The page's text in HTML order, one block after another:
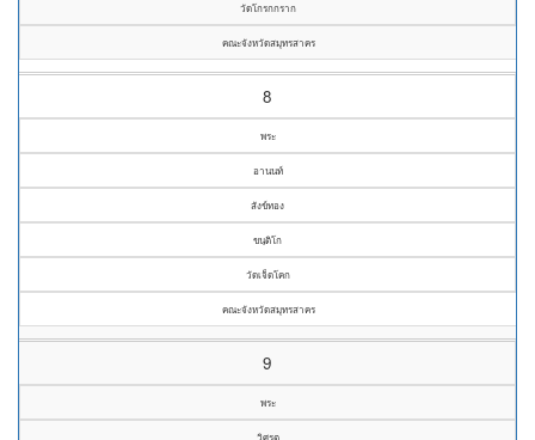
วัดโกรกกราก
คณะจังหวัดสมุทรสาคร
8
พระ
อานนท์
สังข์ทอง
ขนฺติโก
วัดเจ็ดโคก
คณะจังหวัดสมุทรสาคร
9
พระ
วิศรุต